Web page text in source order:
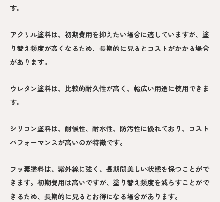
す。
アクリル塗料は、初期費用を抑えたい場合に適していますが、塗
り替え頻度が高くなるため、長期的に見るとコストがかかる場合
があります。
ウレタン塗料は、比較的耐久性が高く、幅広い用途に使用できま
す。
シリコン塗料は、耐候性、耐水性、防汚性に優れており、コスト
パフォーマンスが高いのが特徴です。
フッ素塗料は、紫外線に強く、長期間美しい状態を保つことがで
きます。初期費用は高いですが、塗り替え頻度を減らすことがで
きるため、長期的に見るとお得になる場合があります。